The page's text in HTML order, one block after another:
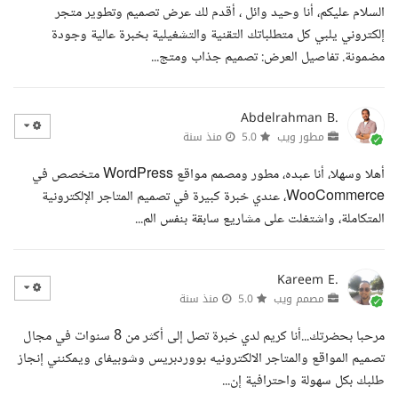
السلام عليكم، أنا وحيد وائل ، أقدم لك عرض تصميم وتطوير متجر
إلكتروني يلبي كل متطلباتك التقنية والتشغيلية بخبرة عالية وجودة
مضمونة. تفاصيل العرض: تصميم جذاب ومتج...
Abdelrahman B.
مطور ويب منذ سنة
أهلا وسهلا، أنا عبده، مطور ومصمم مواقع WordPress متخصص في
WooCommerce، عندي خبرة كبيرة في تصميم المتاجر الإلكترونية
المتكاملة، واشتغلت على مشاريع سابقة بنفس الم...
Kareem E.
مصمم ويب منذ سنة
مرحبا بحضرتك...أنا كريم لدي خبرة تصل إلى أكثر من 8 سنوات في مجال
تصميم المواقع والمتاجر الالكترونيه بووردبريس وشوبيفاى ويمكنني إنجاز
طلبك بكل سهولة واحترافية إن...